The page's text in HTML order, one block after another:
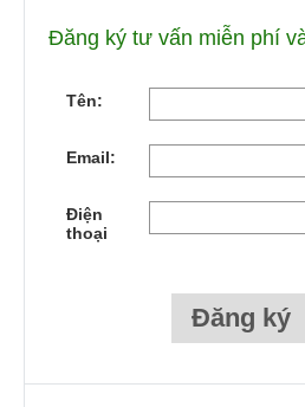
Đăng ký tư vấn miễn phí
Tên:
Email:
Điện
thoại